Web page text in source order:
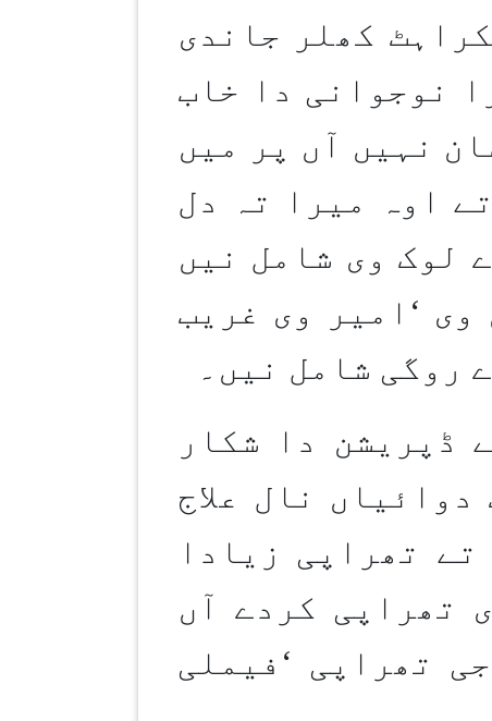
کھلر جاندی
نوجوانی دا خاب
نہیں آں پر میں
اوہ میرا تہ دل
لوک وی شامل نیں
وی ‘ امیر وی غریب
روگی شامل نیں۔
ڈپریشن دا شکار
نال علاج
تھراپی زیادا
تھراپی کردے آں
تھراپی ‘ فیملی